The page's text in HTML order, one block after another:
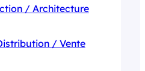
/ Architecture
/ Vente